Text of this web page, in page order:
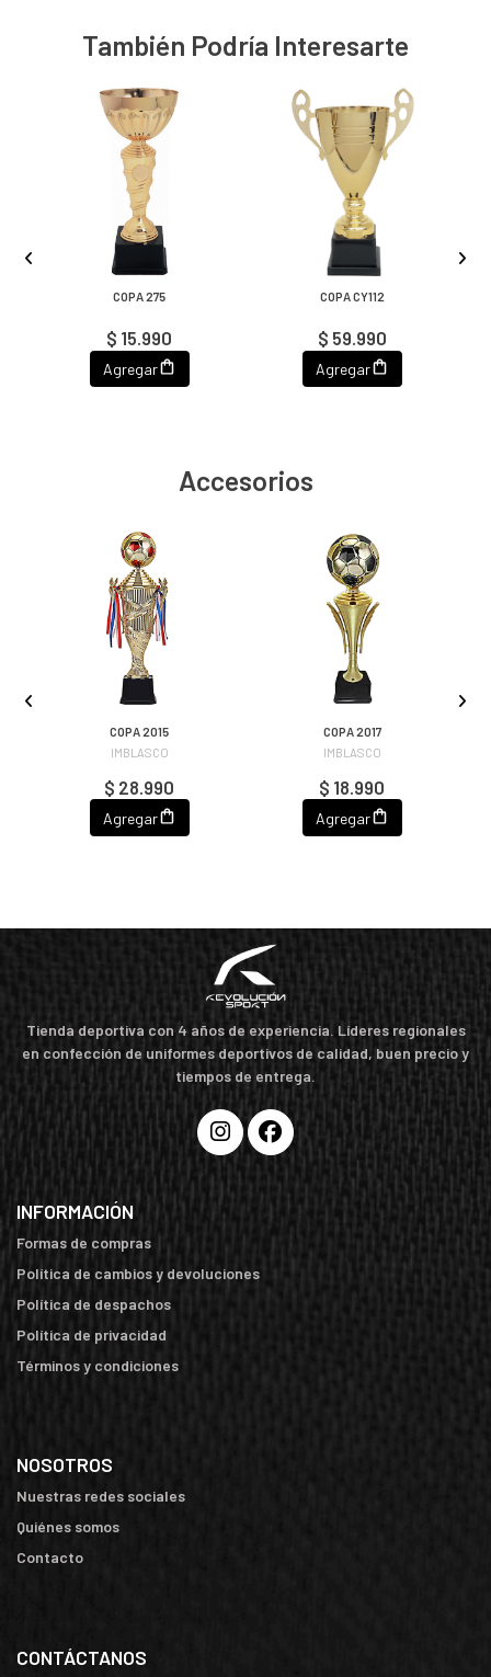
También Podría Interesarte
COPA 275
$ 15.990
Agregar
COPA CY112
$ 59.990
Agregar
Accesorios
COPA 2015
IMBLASCO
$ 28.990
Agregar
COPA 2017
IMBLASCO
$ 18.990
Agregar
Tienda deportiva con 4 años de experiencia. Líderes regionales
en confección de uniformes deportivos de calidad, buen precio y
tiempos de entrega.
INFORMACIÓN
Formas de compras
Política de cambios y devoluciones
Política de despachos
Política de privacidad
Términos y condiciones
NOSOTROS
Nuestras redes sociales
Quiénes somos
Contacto
CONTÁCTANOS